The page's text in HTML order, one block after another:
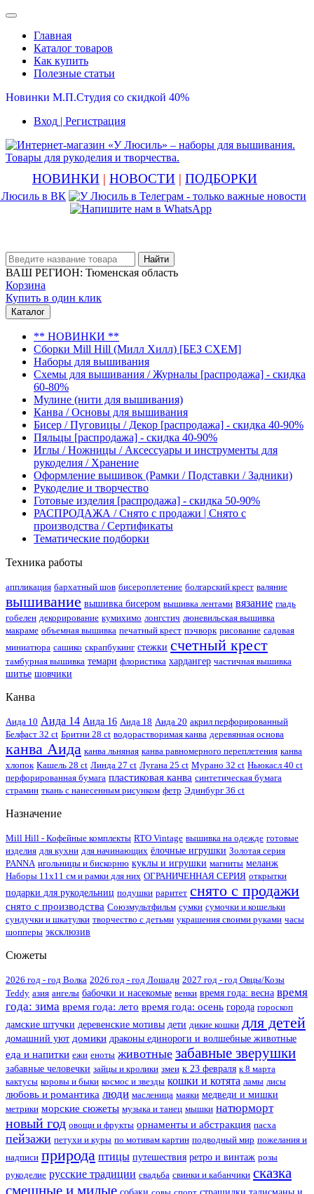
Главная
Каталог товаров
Как купить
Полезные статьи
Новинки М.П.Студия со скидкой 40%
Вход | Регистрация
НОВИНКИ | НОВОСТИ | ПОДБОРКИ
Найти
ВАШ РЕГИОН: Тюменская область
Корзина
Купить в один клик
Каталог
** НОВИНКИ **
Сборки Mill Hill (Милл Хилл) [БЕЗ СХЕМ]
Наборы для вышивания
Схемы для вышивания / Журналы [распродажа] - скидка
60-80%
Мулине (нити для вышивания)
Канва / Основы для вышивания
Бисер / Пуговицы / Декор [распродажа] - скидка 40-90%
Пяльцы [распродажа] - скидка 40-90%
Иглы / Ножницы / Аксессуары и инструменты для
рукоделия / Хранение
Оформление вышивок (Рамки / Подставки / Задники)
Рукоделие и творчество
Готовые изделия [распродажа] - скидка 50-90%
РАСПРОДАЖА / Снято с продажи | Снято с
производства / Сертификаты
Тематические подборки
Техника работы
аппликация бархатный шов бисероплетение болгарский крест валяние
вышивание вышивка бисером вышивка лентами вязание гладь
гобелен декорирование кумихимо лонгстич люневильская вышивка
макраме объемная вышивка печатный крест пэчворк рисование садовая
миниатюра сашико скрапбукинг стежки счетный крест
тамбурная вышивка темари флористика хардангер частичная вышивка
шитье шовчики
Канва
Аида 10 Аида 14 Аида 16 Аида 18 Аида 20 акрил перфорированный
Белфаст 32 ct Бритни 28 ct водорастворимая канва деревянная основа
канва Аида канва льняная канва равномерного переплетения канва
хлопок Кашель 28 ct Линда 27 ct Лугана 25 ct Мурано 32 ct Ньюкасл 40 ct
перфорированная бумага пластиковая канва синтетическая бумага
страмин ткань с нанесенным рисунком фетр Эдинбург 36 ct
Назначение
Mill Hill - Кофейные комплекты RTO Vintage вышивка на одежде готовые
изделия для кухни для начинающих ёлочные игрушки Золотая серия
PANNA игольницы и бискорню куклы и игрушки магниты меланж
Наборы 11х11 см и рамки для них ОГРАНИЧЕННАЯ СЕРИЯ открытки
подарки для рукодельниц подушки раритет снято с продажи
снято с производства Союзмультфильм сумки сумочки и кошельки
сундучки и шкатулки творчество с детьми украшения своими руками часы
шопперы эксклюзив
Сюжеты
2026 год - год Волка 2026 год - год Лошади 2027 год - год Овцы/Козы
Teddy азия ангелы бабочки и насекомые венки время года: весна время
года: зима время года: лето время года: осень города гороскоп
дамские штучки деревенские мотивы дети дикие кошки для детей
домашний уют домики драконы единороги и волшебные животные
еда и напитки ежи еноты животные забавные зверушки
забавные человечки зайцы и кролики змеи к 23 февраля к 8 марта
кактусы коровы и быки космос и звезды кошки и котята ламы лисы
любовь и романтика люди масленица маяки медведи и мишки
метрики морские сюжеты музыка и танец мышки натюрморт
новый год овощи и фрукты орнаменты и абстракция пасха
пейзажи петухи и куры по мотивам картин подводный мир пожелания и
надписи природа птицы путешествия ретро и винтаж розы
рукоделие русские традиции свадьба свинки и кабанчики сказка
смешные и милые